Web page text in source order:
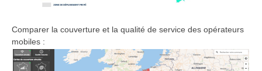
Comparer la couverture et la qualité de service des opérateurs
mobiles :